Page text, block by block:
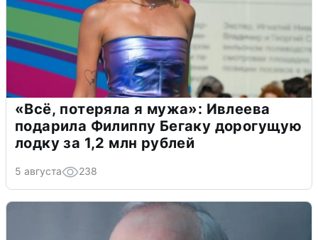
«Всё, потеряла я мужа»: Ивлеева
подарила Филиппу Бегаку дорогущую
лодку за 1,2 млн рублей
5 августа 238